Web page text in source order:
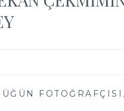
FOTOĞRAFÇISI ,